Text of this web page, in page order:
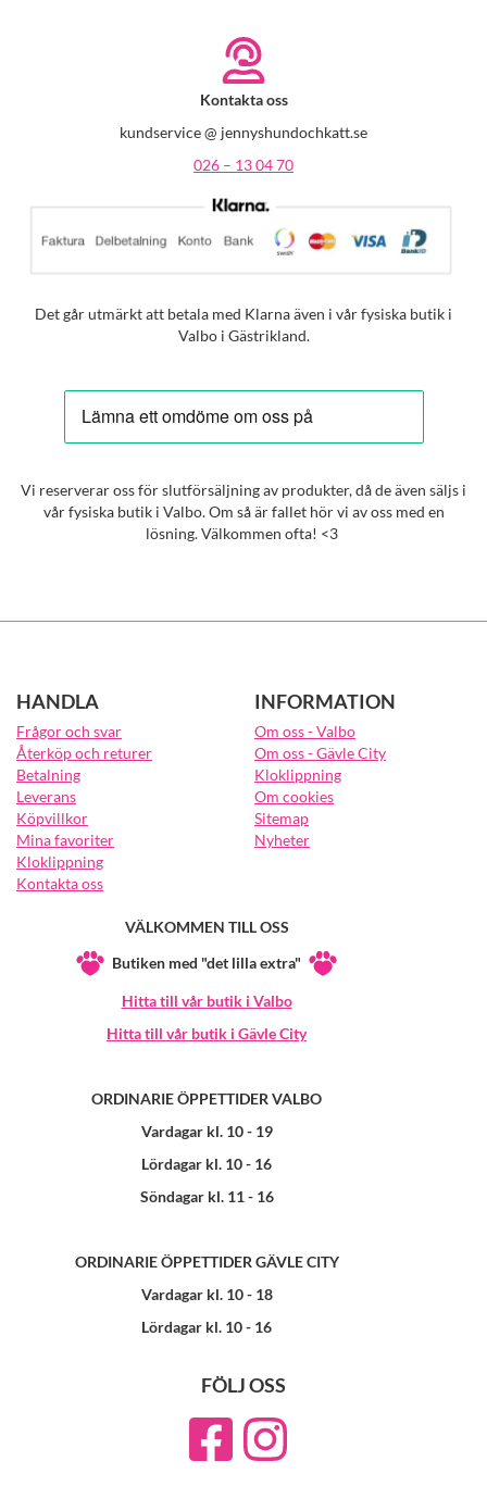
Kontakta oss
kundservice @ jennyshundochkatt.se
026 – 13 04 70
Det går utmärkt att betala med Klarna även i vår fysiska butik i
Valbo i Gästrikland.
Vi reserverar oss för slutförsäljning av produkter, då de även säljs i
vår fysiska butik i Valbo. Om så är fallet hör vi av oss med en
lösning. Välkommen ofta! <3
HANDLA
Frågor och svar
Återköp och returer
Betalning
Leverans
Köpvillkor
Mina favoriter
Kloklippning
Kontakta oss
INFORMATION
Om oss - Valbo
Om oss - Gävle City
Kloklippning
Om cookies
Sitemap
Nyheter
VÄLKOMMEN TILL OSS
Butiken med "det lilla extra"
Hitta till vår butik i Valbo
Hitta till vår butik i Gävle City
ORDINARIE ÖPPETTIDER VALBO
Vardagar kl. 10 - 19
Lördagar kl. 10 - 16
Söndagar kl. 11 - 16
ORDINARIE ÖPPETTIDER GÄVLE CITY
Vardagar kl. 10 - 18
Lördagar kl. 10 - 16
FÖLJ OSS